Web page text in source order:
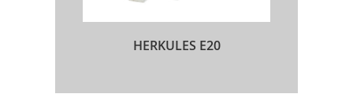
HERKULES E20